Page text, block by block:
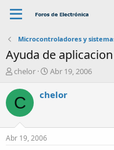
Microcontroladores y
Ayuda de aplicacion
A
t
o
r
chelor
F
c
Abr 19, 2006
C chelor
Abr 19, 2006